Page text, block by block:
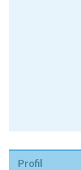
Profil